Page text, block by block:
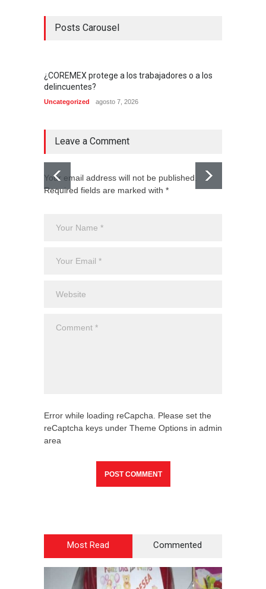
Posts Carousel
¿COREMEX protege a los trabajadores o a los
delincuentes?
Uncategorized agosto 7, 2026
Leave a Comment
Your email address will not be published.
Required fields are marked with *
Error while loading reCapcha. Please set the
reCaptcha keys under Theme Options in admin
area
Most Read Commented